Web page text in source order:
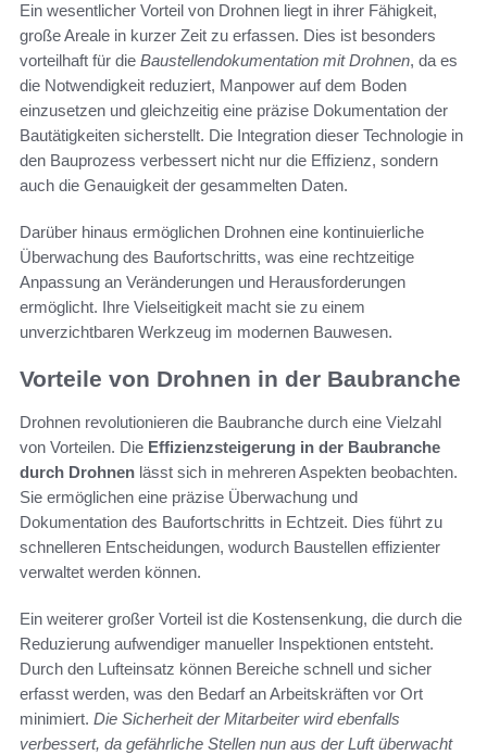
Ein wesentlicher Vorteil von Drohnen liegt in ihrer Fähigkeit,
große Areale in kurzer Zeit zu erfassen. Dies ist besonders
vorteilhaft für die Baustellendokumentation mit Drohnen, da es
die Notwendigkeit reduziert, Manpower auf dem Boden
einzusetzen und gleichzeitig eine präzise Dokumentation der
Bautätigkeiten sicherstellt. Die Integration dieser Technologie in
den Bauprozess verbessert nicht nur die Effizienz, sondern
auch die Genauigkeit der gesammelten Daten.
Darüber hinaus ermöglichen Drohnen eine kontinuierliche
Überwachung des Baufortschritts, was eine rechtzeitige
Anpassung an Veränderungen und Herausforderungen
ermöglicht. Ihre Vielseitigkeit macht sie zu einem
unverzichtbaren Werkzeug im modernen Bauwesen.
Vorteile von Drohnen in der Baubranche
Drohnen revolutionieren die Baubranche durch eine Vielzahl
von Vorteilen. Die Effizienzsteigerung in der Baubranche
durch Drohnen lässt sich in mehreren Aspekten beobachten.
Sie ermöglichen eine präzise Überwachung und
Dokumentation des Baufortschritts in Echtzeit. Dies führt zu
schnelleren Entscheidungen, wodurch Baustellen effizienter
verwaltet werden können.
Ein weiterer großer Vorteil ist die Kostensenkung, die durch die
Reduzierung aufwendiger manueller Inspektionen entsteht.
Durch den Lufteinsatz können Bereiche schnell und sicher
erfasst werden, was den Bedarf an Arbeitskräften vor Ort
minimiert. Die Sicherheit der Mitarbeiter wird ebenfalls
verbessert, da gefährliche Stellen nun aus der Luft überwacht